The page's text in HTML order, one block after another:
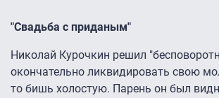
"Свадьба с приданым"
Николай Курочкин решил
окончательно ликвидировать свою
то бишь холостую. Парень он был